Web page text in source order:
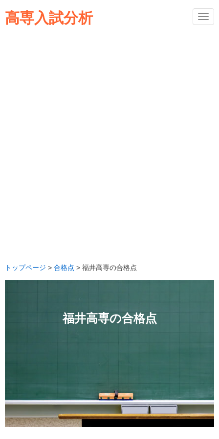
メ
ニ
高専入試分析
トップページ > 合格点 > 福井高専の合格点
福井高専の合格点